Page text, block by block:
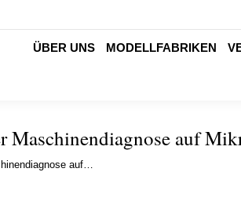
ÜBER UNS MODELLFABRIKEN
Maschinendiagnose auf
auf…